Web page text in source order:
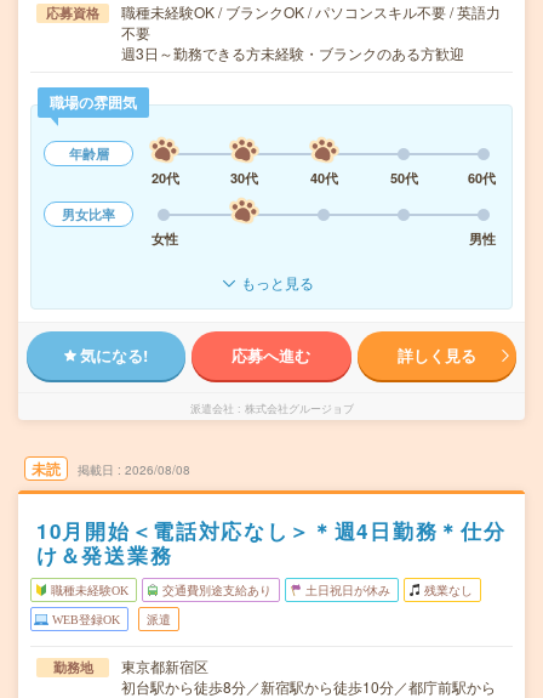
応募資格
職種未経験OK / ブランクOK / パソコンスキル不要 / 英語力
不要
週3日～勤務できる方未経験・ブランクのある方歓迎
職場の雰囲気
年齢層
20代
30代 40代 50代
60代
男女比率
女性
男性
もっと見る
気になる! 応募へ進む 詳しく見る
派遣会社 株式会社グルージョブ
未読 掲載日 2026/08/08
10月開始＜電話対応なし＞＊週4日勤務＊仕分
け＆発送業務
職種未経験OK 交通費別途支給あり 土日祝日が休み 残業なし
WEB登録OK 派遣
勤務地
東京都新宿区
初台駅から徒歩8分／新宿駅から徒歩10分／都庁前駅から